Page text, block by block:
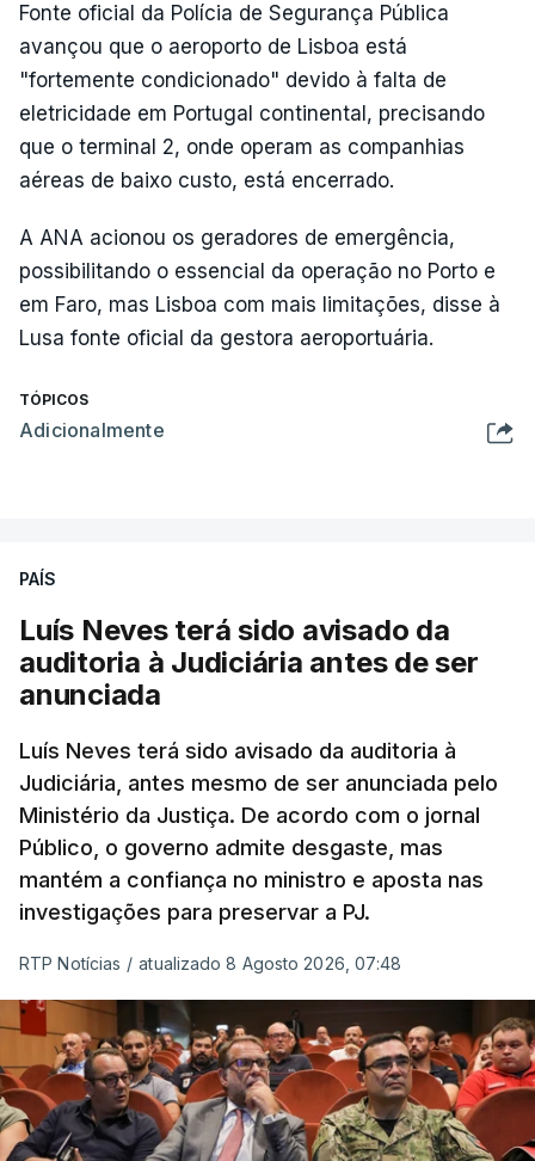
Fonte oficial da Polícia de Segurança Pública
avançou que o aeroporto de Lisboa está
"fortemente condicionado" devido à falta de
eletricidade em Portugal continental, precisando
que o terminal 2, onde operam as companhias
aéreas de baixo custo, está encerrado.
A ANA acionou os geradores de emergência,
possibilitando o essencial da operação no Porto e
em Faro, mas Lisboa com mais limitações, disse à
Lusa fonte oficial da gestora aeroportuária.
TÓPICOS
Adicionalmente
PAÍS
Luís Neves terá sido avisado da
auditoria à Judiciária antes de ser
anunciada
Luís Neves terá sido avisado da auditoria à
Judiciária, antes mesmo de ser anunciada pelo
Ministério da Justiça. De acordo com o jornal
Público, o governo admite desgaste, mas
mantém a confiança no ministro e aposta nas
investigações para preservar a PJ.
RTP Notícias / atualizado 8 Agosto 2026, 07:48